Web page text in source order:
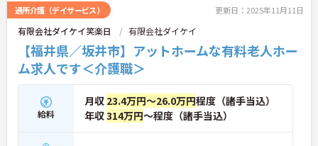
通所介護（デイサービス） 更新日：2025年11月11日
有限会社ダイケイ笑楽日 有限会社ダイケイ
【福井県／坂井市】アットホームな有料老人ホー
ム求人です＜介護職＞
給料
月収 23.4万円～26.0万円程度（諸手当込）
年収314万円～程度（諸手当込）